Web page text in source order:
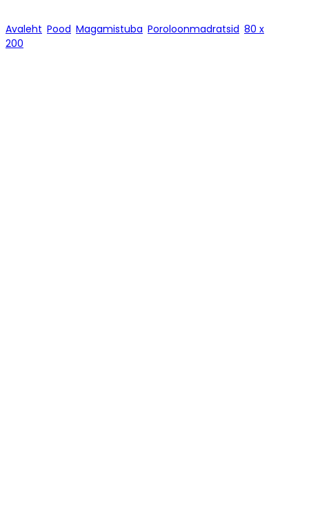
Avaleht Pood Magamistuba Poroloonmadratsid 80 x
200